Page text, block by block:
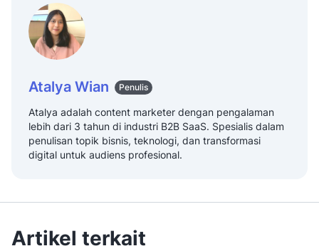
Atalya Wian Penulis
Atalya adalah content marketer dengan pengalaman
lebih dari 3 tahun di industri B2B SaaS. Spesialis dalam
penulisan topik bisnis, teknologi, dan transformasi
digital untuk audiens profesional.
Artikel terkait